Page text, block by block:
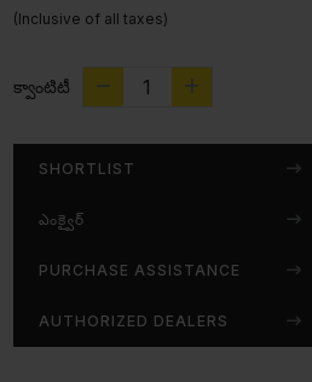
(Inclusive of all taxes)
క్వాంటిటీ
SHORTLIST
ఎంక్వైర్
PURCHASE ASSISTANCE
AUTHORIZED DEALERS